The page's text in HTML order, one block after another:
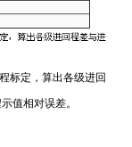
标定，算出各级进回
值相对误差。